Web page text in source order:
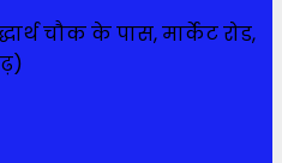
चौक के पास, मार्केट रोड,